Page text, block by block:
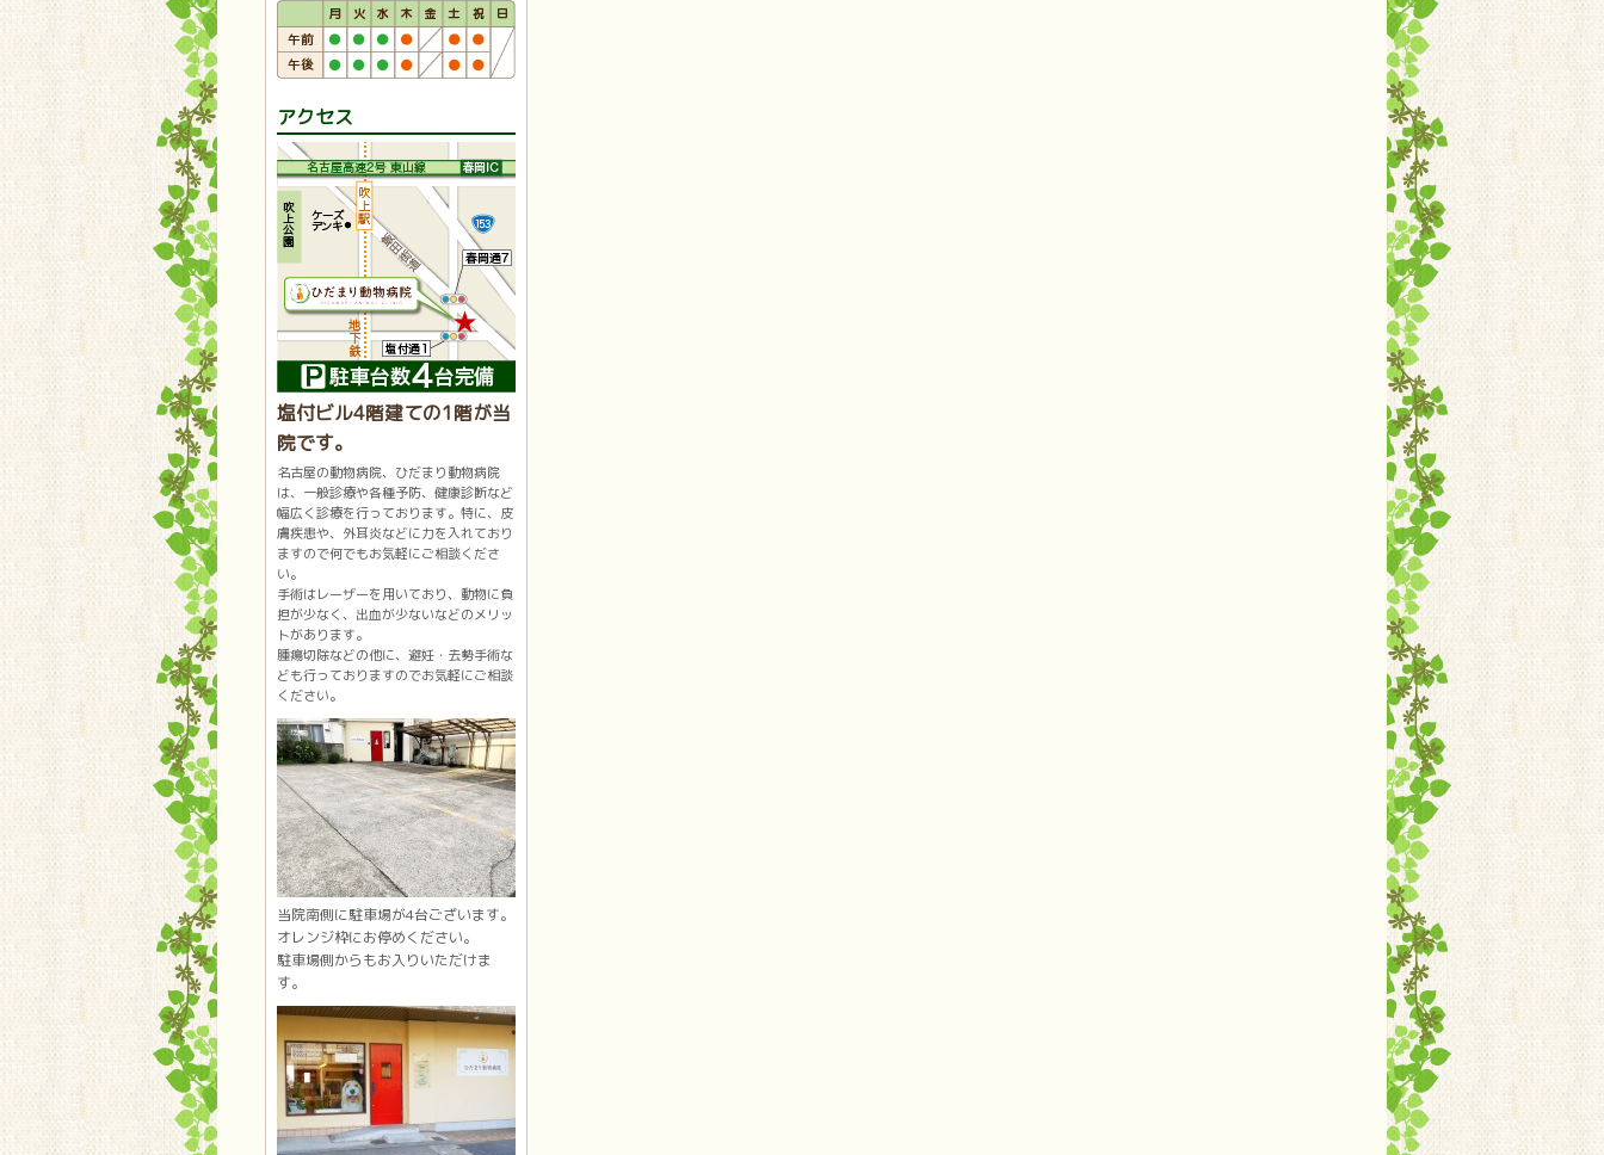
アクセス
塩付ビル4階建ての1階が当
院です。
名古屋の動物病院、ひだまり動物病院
は、一般診療や各種予防、健康診断など
幅広く診療を行っております。特に、皮
膚疾患や、外耳炎などに力を入れており
ますので何でもお気軽にご相談くださ
い。
手術はレーザーを用いており、動物に負
担が少なく、出血が少ないなどのメリッ
トがあります。
腫瘍切除などの他に、避妊・去勢手術な
ども行っておりますのでお気軽にご相談
ください。
当院南側に駐車場が4台ございます。
オレンジ枠にお停めください。
駐車場側からもお入りいただけま
す。